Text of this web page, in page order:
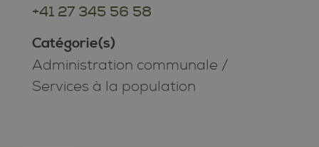
+41 27 345 56 58
Catégorie(s)
Administration communale /
Services à la population